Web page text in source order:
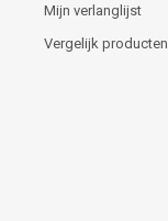
Mijn verlanglijst
Vergelijk producten